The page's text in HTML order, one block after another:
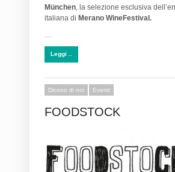
München , la selezione esclusiva
italiana di Merano WineFestival.
Leggi ..
Dicono di noi Eventi
FOODSTOCK